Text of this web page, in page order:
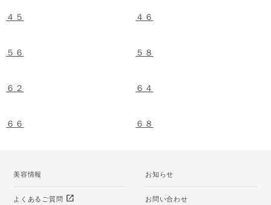
４５ ４６
５６ ５８
６２ ６４
６６ ６８
美容情報 お知らせ
よくあるご質問 open_in_new お問い合わせ